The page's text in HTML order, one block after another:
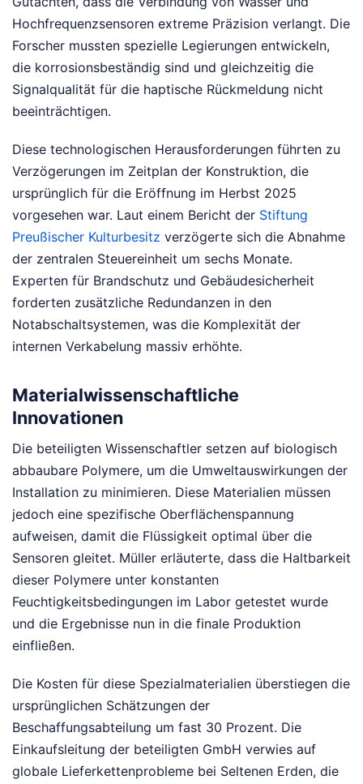
Hochfrequenzsensoren extreme Präzision verlangt. Die
Forscher mussten spezielle Legierungen entwickeln,
die korrosionsbeständig sind und gleichzeitig die
Signalqualität für die haptische Rückmeldung nicht
beeinträchtigen.
Diese technologischen Herausforderungen führten zu
Verzögerungen im Zeitplan der Konstruktion, die
ursprünglich für die Eröffnung im Herbst 2025
vorgesehen war. Laut einem Bericht der Stiftung
Preußischer Kulturbesitz verzögerte sich die Abnahme
der zentralen Steuereinheit um sechs Monate.
Experten für Brandschutz und Gebäudesicherheit
forderten zusätzliche Redundanzen in den
Notabschaltsystemen, was die Komplexität der
internen Verkabelung massiv erhöhte.
Materialwissenschaftliche
Innovationen
Die beteiligten Wissenschaftler setzen auf biologisch
abbaubare Polymere, um die Umweltauswirkungen der
Installation zu minimieren. Diese Materialien müssen
jedoch eine spezifische Oberflächenspannung
aufweisen, damit die Flüssigkeit optimal über die
Sensoren gleitet. Müller erläuterte, dass die Haltbarkeit
dieser Polymere unter konstanten
Feuchtigkeitsbedingungen im Labor getestet wurde
und die Ergebnisse nun in die finale Produktion
einfließen.
Die Kosten für diese Spezialmaterialien überstiegen die
ursprünglichen Schätzungen der
Beschaffungsabteilung um fast 30 Prozent. Die
Einkaufsleitung der beteiligten GmbH verwies auf
globale Lieferkettenprobleme bei Seltenen Erden, die